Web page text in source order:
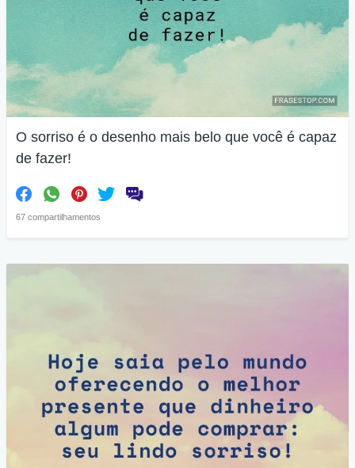
O sorriso é o desenho mais belo que você é capaz
de fazer!
67 compartilhamentos